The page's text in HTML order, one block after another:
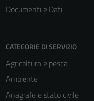
Documenti e Dati
CATEGORIE DI SERVIZIO
Agricoltura e pesca
Ambiente
Anagrafe e stato civile